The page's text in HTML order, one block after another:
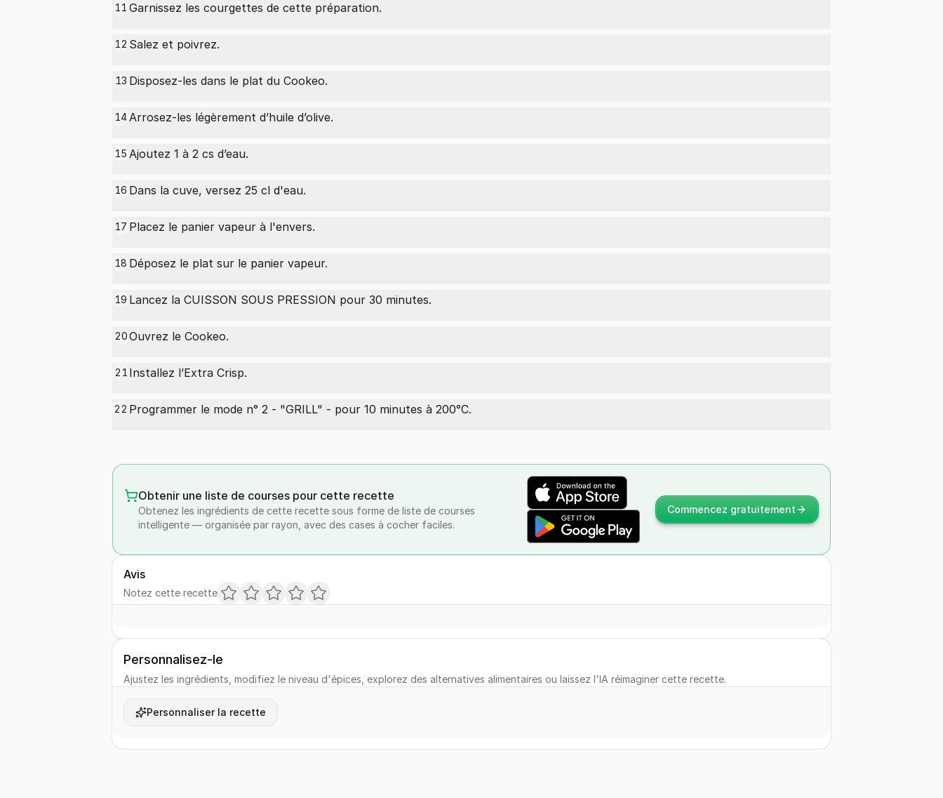
11 Garnissez les courgettes de cette préparation.
12 Salez et poivrez.
13 Disposez-les dans le plat du Cookeo.
14 Arrosez-les légèrement d’huile d’olive.
15 Ajoutez 1 à 2 cs d’eau.
16 Dans la cuve, versez 25 cl d'eau.
17 Placez le panier vapeur à l'envers.
18 Déposez le plat sur le panier vapeur.
19 Lancez la CUISSON SOUS PRESSION pour 30 minutes.
20Ouvrez le Cookeo.
21 Installez l’Extra Crisp.
22 Programmer le mode n° 2 - "GRILL" - pour 10 minutes à 200°C.
Obtenir une liste de courses pour cette recette
Obtenez les ingrédients de cette recette sous forme de liste de courses
intelligente — organisée par rayon, avec des cases à cocher faciles.
Commencez gratuitement
Avis
Notez cette recette
Personnalisez-le
Ajustez les ingrédients, modifiez le niveau d'épices, explorez des alternatives alimentaires ou laissez l'IA réimaginer cette recette.
Personnaliser la recette